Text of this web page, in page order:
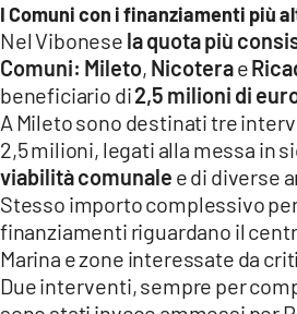
I Comuni con i finanziamenti più
Nel Vibonese la quota più
Comuni: Mileto, Nicoterae
beneficiario di2,5 milioni di
A Mileto sono destinati tre
2,5 milioni, legati alla messa in
viabilità comunale e di diverse
Stesso importo complessivo
finanziamenti riguardano il
Marina e zone interessate da
Due interventi, sempre per